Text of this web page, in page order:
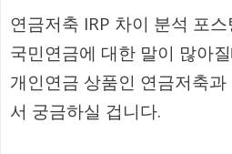
연금저축 IRP 차이 분석 포
국민연금에 대한 말이 많아
개인연금 상품인 연금저축과
서 궁금하실 겁니다.